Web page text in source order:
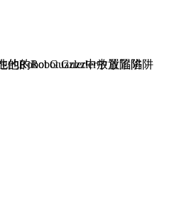
的Robot Guzzler中放置陷阱